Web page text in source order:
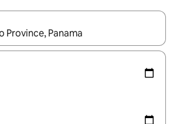
estén disponibles, podrás navegar